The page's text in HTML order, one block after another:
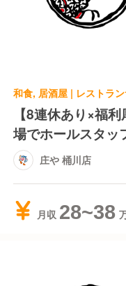
【8連休あり×福
場でホールスタッ
庄や 桶川店
月収 28~38